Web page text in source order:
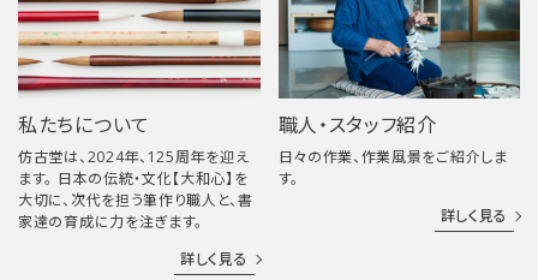
私たちについて
仿古堂は、2024年、125周年を迎え
ます。 日本の伝統・文化【大和心】を
大切に、次代を担う筆作り職人と、書
家達の育成に力を注ぎます。
詳しく見る
職人・スタッフ紹介
日々の作業、作業風景をご紹介しま
す。
詳しく見る